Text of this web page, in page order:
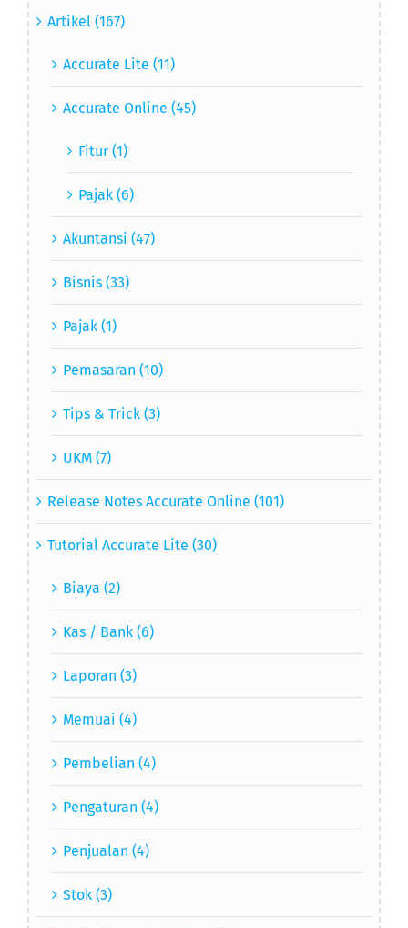
Artikel (167)
Accurate Lite (11)
Accurate Online (45)
Fitur (1)
Pajak (6)
Akuntansi (47)
Bisnis (33)
Pajak (1)
Pemasaran (10)
Tips & Trick (3)
UKM (7)
Release Notes Accurate Online (101)
Tutorial Accurate Lite (30)
Biaya (2)
Kas / Bank (6)
Laporan (3)
Memuai (4)
Pembelian (4)
Pengaturan (4)
Penjualan (4)
Stok (3)